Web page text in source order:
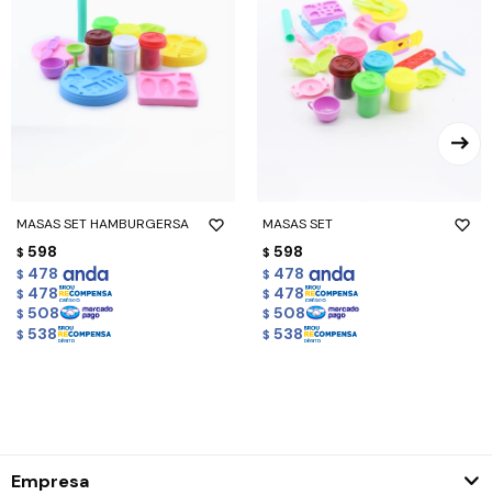
MASAS SET HAMBURGERSA
$ 598
$ 478
$ 478
$ 508
$ 538
MASAS SET
$ 598
$ 478
$ 478
$ 508
$ 538
Empresa